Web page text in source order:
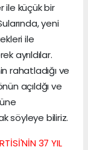
ile küçük bir
yeni
ile
ayrıldılar.
rahatladığı ve
açıldğı ve
söyleye biliriz.
37 YIL